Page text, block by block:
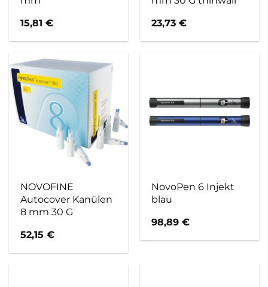
15,81€
23,73€
NOVOFINE
Autocover Kanülen
8 mm 30 G
52,15€
NovoPen 6 Injekt
blau
98,89€